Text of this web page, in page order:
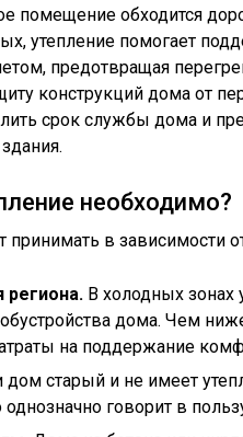
помещение обходится
утепление помогает
предотвращая
конструкций дома от
срок службы дома и
необходимо?
принимать в зависимости
региона. В холодных зонах
дома. Чем
на поддержание
дом старый и не имеет
говорит в